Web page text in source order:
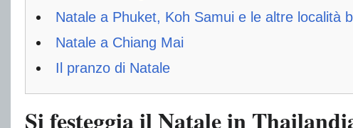
Natale a Phuket, Koh Samui e le altre località
Natale a Chiang Mai
Il pranzo di Natale
Si festeggia il Natale in